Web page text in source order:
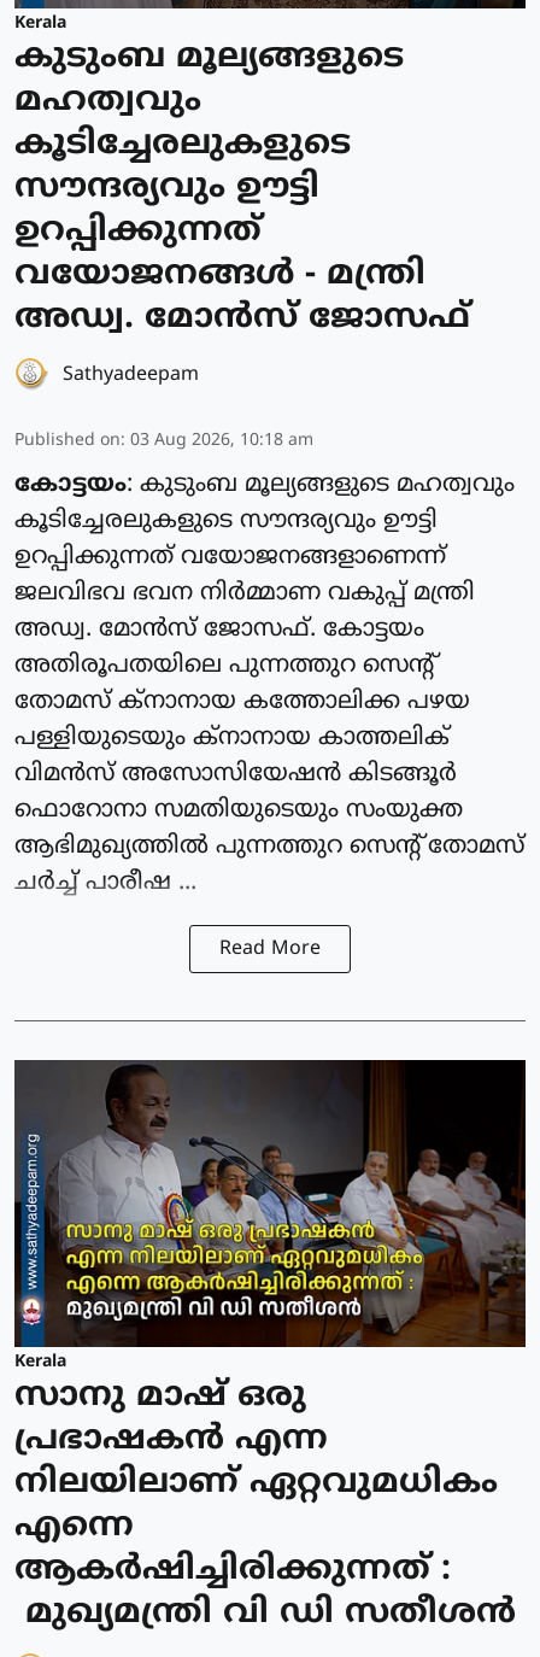
Kerala
കുടുംബ മൂല്യങ്ങളുടെ
മഹത്വവും
കൂടിച്ചേരലുകളുടെ
സൗന്ദര്യവും ഊട്ടി
ഉറപ്പിക്കുന്നത്
വയോജനങ്ങള്‍ - മന്ത്രി
അഡ്വ. മോന്‍സ് ജോസഫ്
Sathyadeepam
Published on: 03 Aug 2026, 10:18 am
കോട്ടയം: കുടുംബ മൂല്യങ്ങളുടെ മഹത്വവും
കൂടിച്ചേരലുകളുടെ സൗന്ദര്യവും ഊട്ടി
ഉറപ്പിക്കുന്നത് വയോജനങ്ങളാണെന്ന്
ജലവിഭവ ഭവന നിര്‍മ്മാണ വകുപ്പ് മന്ത്രി
അഡ്വ. മോന്‍സ് ജോസഫ്. കോട്ടയം
അതിരൂപതയിലെ പുന്നത്തുറ സെന്റ്
തോമസ് ക്‌നാനായ കത്തോലിക്ക പഴയ
പള്ളിയുടെയും ക്‌നാനായ കാത്തലിക്
വിമന്‍സ് അസോസിയേഷന്‍ കിടങ്ങൂര്‍
ഫൊറോനാ സമതിയുടെയും സംയുക്ത
ആഭിമുഖ്യത്തില്‍ പുന്നത്തുറ സെന്റ് തോമസ്
ചര്‍ച്ച് പാരീഷ ...
Read More
Kerala
സാനു മാഷ് ഒരു
പ്രഭാഷകൻ എന്ന
നിലയിലാണ് ഏറ്റവുമധികം
എന്നെ
ആകർഷിച്ചിരിക്കുന്നത് :
മുഖ്യമന്ത്രി വി ഡി സതീശൻ